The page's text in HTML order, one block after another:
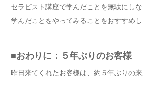
セラピスト講座で学んだことを無駄にし
学んだことをやってみることをおすすめし
■おわりに：５年ぶりのお客様
昨日来てくれたお客様は、約５年ぶりの来